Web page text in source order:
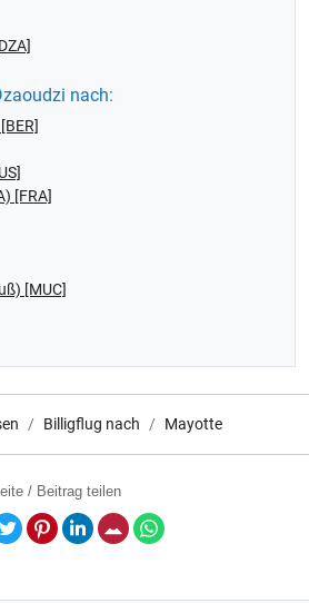
nach:
[FRA]
[MUC]
Billigflug nach Mayotte
/ Beitrag teilen
TwitterPinterestLinkedInE-Mail